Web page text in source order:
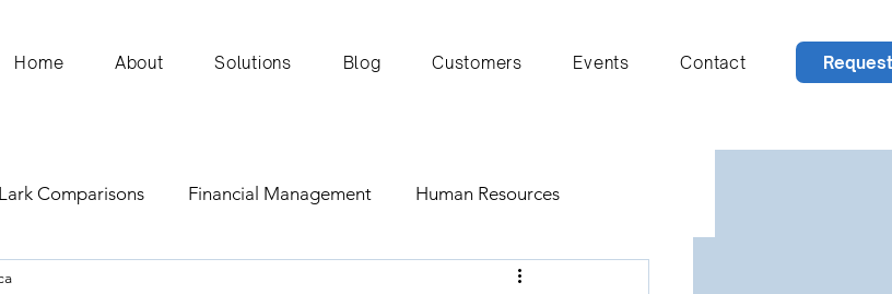
Home About Solutions Blog Customers Events Contact
Lark Comparisons Financial Management Human Resources